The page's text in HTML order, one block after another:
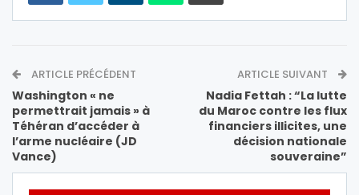
ARTICLE PRÉCÉDENT
Washington « ne
permettrait jamais » à
Téhéran d’accéder à
l’arme nucléaire (JD
Vance)
ARTICLE SUIVANT
Nadia Fettah : “La lutte
du Maroc contre les flux
financiers illicites, une
décision nationale
souveraine”